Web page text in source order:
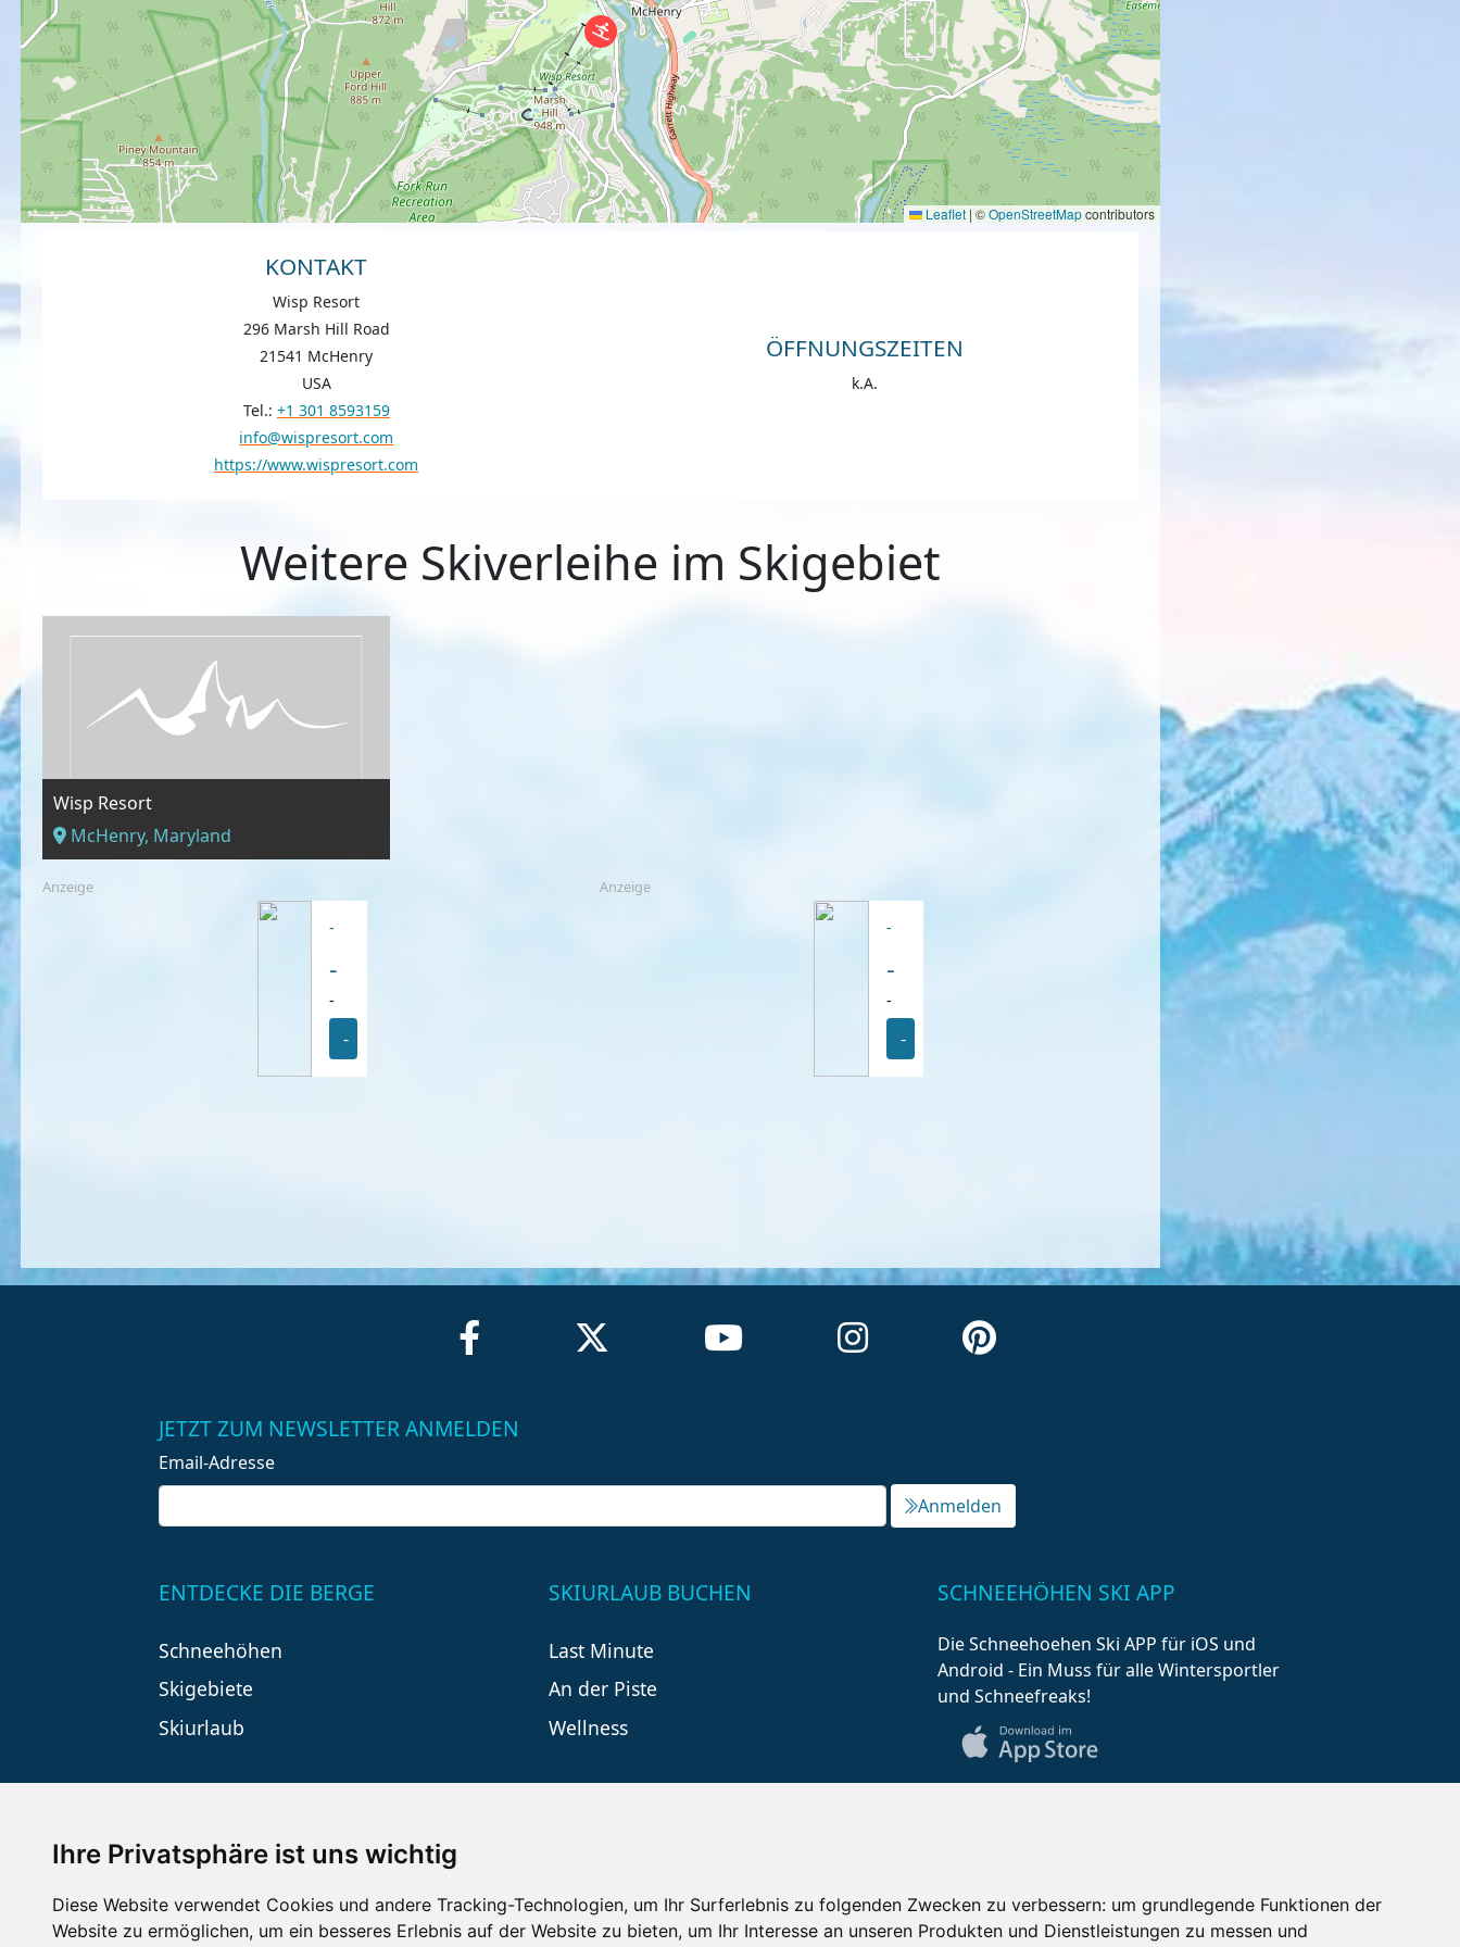
Ihre Privatsphäre ist uns wichtig
Diese Website verwendet Cookies und andere Tracking-Technologien, um Ihr Surferlebnis zu folgenden Zwecken zu verbessern: um grundlegende Funktionen der
Website zu ermöglichen, um ein besseres Erlebnis auf der Website zu bieten, um Ihr Interesse an unseren Produkten und Dienstleistungen zu messen und
Leaflet | ©OpenStreetMapcontributors
KONTAKT
Wisp Resort
296 Marsh Hill Road
21541 McHenry
USA
Tel.: +1 301 8593159
info@wispresort.com
https://www.wispresort.com
ÖFFNUNGSZEITEN
k.A.
Weitere Skiverleihe im Skigebiet
Wisp Resort
McHenry, Maryland
Anzeige
-
-
-
-
Anzeige
-
-
-
-
JETZT ZUM NEWSLETTER ANMELDEN
Email-Adresse
Anmelden
ENTDECKE DIE BERGE
Schneehöhen
Skigebiete
Skiurlaub
SKIURLAUB BUCHEN
Last Minute
An der Piste
Wellness
SCHNEEHÖHEN SKI APP
Die Schneehoehen Ski APP für iOS und
Android - Ein Muss für alle Wintersportler
und Schneefreaks!
Impressum Datenschutz Nutzungsbedingungen Kontakt Partner Portale FAQ Newsletter Mediadaten